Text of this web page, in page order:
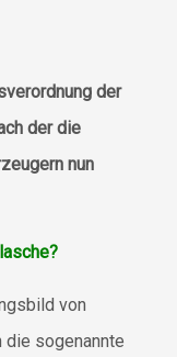
der
der die
nun
von
die sogenannte